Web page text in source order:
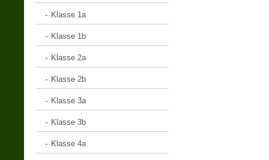
Klasse 1a
Klasse 1b
Klasse 2a
Klasse 2b
Klasse 3a
Klasse 3b
Klasse 4a